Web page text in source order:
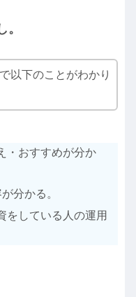
以下のことがわかり
・おすすめが分か
分かる。
をしている人の運用